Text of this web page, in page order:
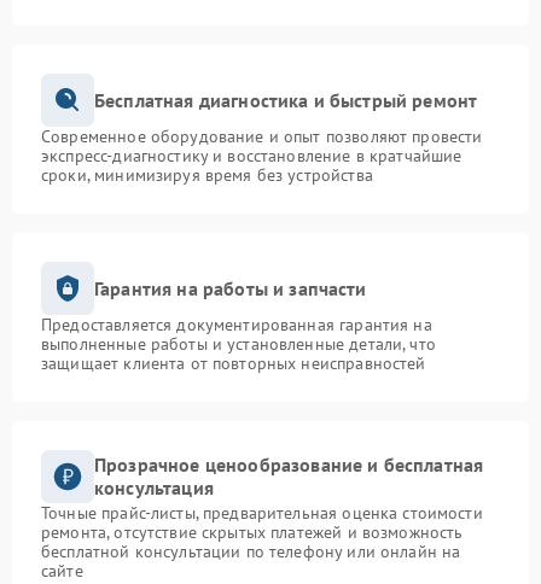
Бесплатная диагностика и быстрый ремонт
Современное оборудование и опыт позволяют провести
экспресс-диагностику и восстановление в кратчайшие
сроки, минимизируя время без устройства
Гарантия на работы и запчасти
Предоставляется документированная гарантия на
выполненные работы и установленные детали, что
защищает клиента от повторных неисправностей
Прозрачное ценообразование и бесплатная
консультация
Точные прайс-листы, предварительная оценка стоимости
ремонта, отсутствие скрытых платежей и возможность
бесплатной консультации по телефону или онлайн на
сайте